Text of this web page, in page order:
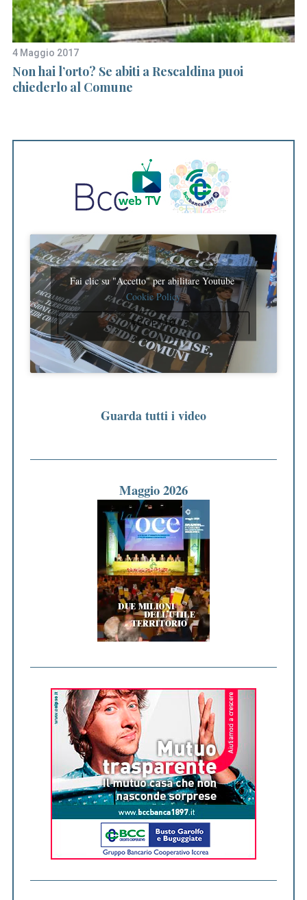
4 Maggio 2017
Non hai l’orto? Se abiti a Rescaldina puoi
chiederlo al Comune
Fai clic su "Accetto" per abilitare Youtube
Cookie Policy
ACCETTO
Guarda tutti i video
Maggio 2026